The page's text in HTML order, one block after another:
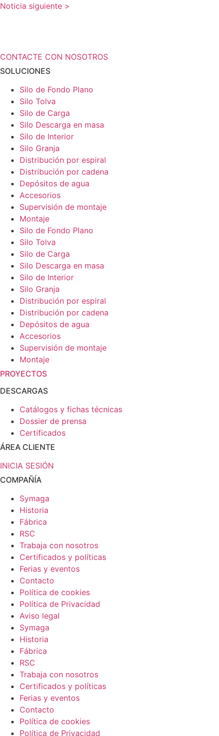
Noticia siguiente >
CONTACTE CON NOSOTROS
SOLUCIONES
Silo de Fondo Plano
Silo Tolva
Silo de Carga
Silo Descarga en masa
Silo de Interior
Silo Granja
Distribución por espiral
Distribución por cadena
Depósitos de agua
Accesorios
Supervisión de montaje
Montaje
Silo de Fondo Plano
Silo Tolva
Silo de Carga
Silo Descarga en masa
Silo de Interior
Silo Granja
Distribución por espiral
Distribución por cadena
Depósitos de agua
Accesorios
Supervisión de montaje
Montaje
PROYECTOS
DESCARGAS
Catálogos y fichas técnicas
Dossier de prensa
Certificados
ÁREA CLIENTE
INICIA SESIÓN
COMPAÑÍA
Symaga
Historia
Fábrica
RSC
Trabaja con nosotros
Certificados y políticas
Ferias y eventos
Contacto
Política de cookies
Política de Privacidad
Aviso legal
Symaga
Historia
Fábrica
RSC
Trabaja con nosotros
Certificados y políticas
Ferias y eventos
Contacto
Política de cookies
Política de Privacidad